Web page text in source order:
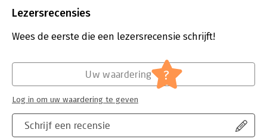
Uitgever:
Hoofdrubriek:
Psychologie
Lezersrecensies
Wees de eerste die een lezersrecensie schrijft!
Schrijf een recensie
Uw waardering ?
Log in om uw waardering te geven